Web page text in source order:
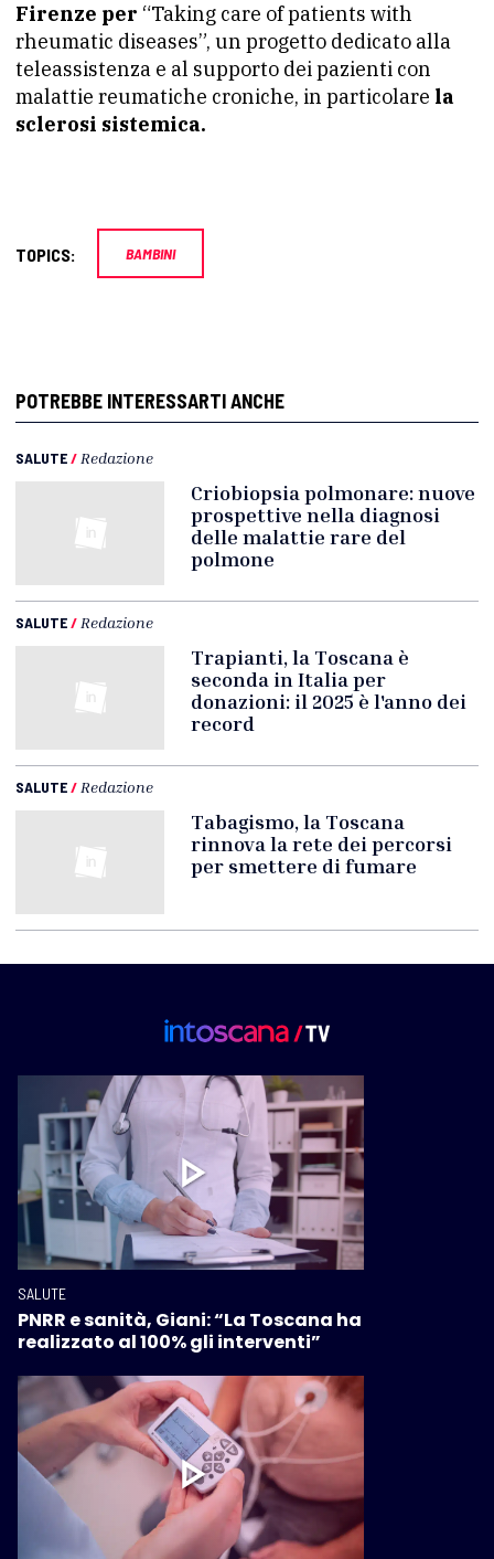
Firenze per “Taking care of patients with
rheumatic diseases”, un progetto dedicato alla
teleassistenza e al supporto dei pazienti con
malattie reumatiche croniche, in particolare la
sclerosi sistemica.
TOPICS: BAMBINI
POTREBBE INTERESSARTI ANCHE
SALUTE/ Redazione
Criobiopsia polmonare: nuove
prospettive nella diagnosi
delle malattie rare del
polmone
SALUTE/ Redazione
Trapianti, la Toscana è
seconda in Italia per
donazioni: il 2025 è l'anno dei
record
SALUTE/ Redazione
Tabagismo, la Toscana
rinnova la rete dei percorsi
per smettere di fumare
SALUTE
PNRR e sanità, Giani: “La Toscana ha
realizzato al 100% gli interventi”